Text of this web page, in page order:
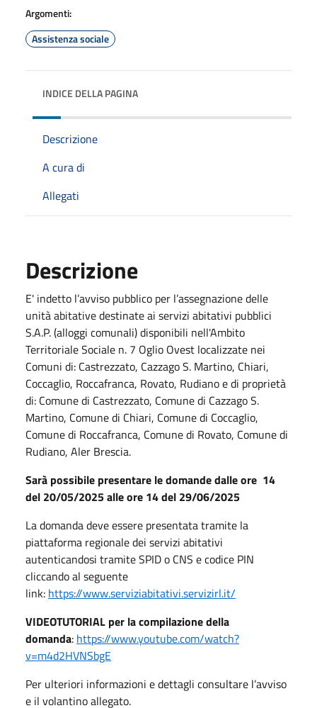
Argomenti:
Assistenza sociale
INDICE DELLA PAGINA
Descrizione
A cura di
Allegati
Descrizione
E' indetto l’avviso pubblico per l’assegnazione delle
unità abitative destinate ai servizi abitativi pubblici
S.A.P. (alloggi comunali) disponibili nell'Ambito
Territoriale Sociale n. 7 Oglio Ovest localizzate nei
Comuni di: Castrezzato, Cazzago S. Martino, Chiari,
Coccaglio, Roccafranca, Rovato, Rudiano e di proprietà
di: Comune di Castrezzato, Comune di Cazzago S.
Martino, Comune di Chiari, Comune di Coccaglio,
Comune di Roccafranca, Comune di Rovato, Comune di
Rudiano, Aler Brescia.
Sarà possibile presentare le domande dalle ore 14
del 20/05/2025 alle ore 14 del 29/06/2025
La domanda deve essere presentata tramite la
piattaforma regionale dei servizi abitativi
autenticandosi tramite SPID o CNS e codice PIN
cliccando al seguente
link: https://www.serviziabitativi.servizirl.it/
VIDEOTUTORIAL per la compilazione della
domanda: https://www.youtube.com/watch?
v=m4d2HVNSbgE
Per ulteriori informazioni e dettagli consultare l’avviso
e il volantino allegato.